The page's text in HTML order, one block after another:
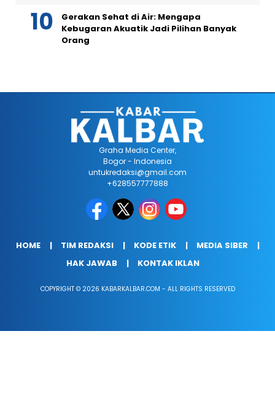
Gerakan Sehat di Air: Mengapa
Kebugaran Akuatik Jadi Pilihan Banyak
Orang
Graha Media Center,
Bogor - Indonesia
untukredaksi@gmail.com
+628557777888
HOME TIM REDAKSI KODE ETIK
MEDIA SIBER
HAK JAWAB
KONTAK IKLAN
COPYRIGHT © 2026 KABARKALBAR.COM - ALL RIGHTS RESERVED